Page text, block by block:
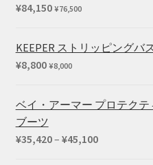
¥84,150 ¥76,500
KEEPER ストリッピングバ
¥8,800 ¥8,000
ベイ・アーマー プロテク
ブーツ
¥35,420– ¥45,100価